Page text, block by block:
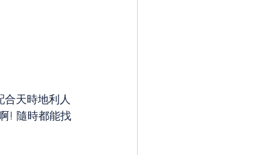
天時地利人
! 隨時都能找